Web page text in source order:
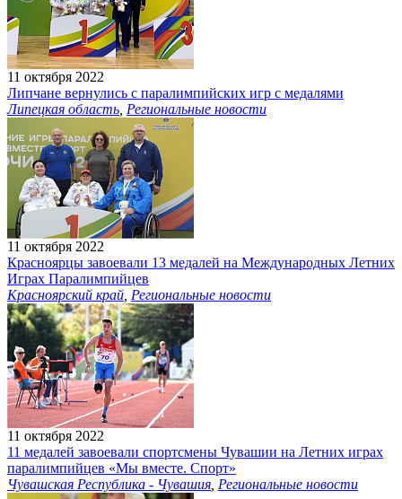
11 октября 2022
Липчане вернулись с паралимпийских игр с медалями
Липецкая область Региональные новости
11 октября 2022
Красноярцы завоевали 13 медалей на Международных Летних
Играх Паралимпийцев
Красноярский край Региональные новости
11 октября 2022
11 медалей завоевали спортсмены Чувашии на Летних играх
паралимпийцев «Мы вместе. Спорт»
Чувашская Республика - Чувашия Региональные новости